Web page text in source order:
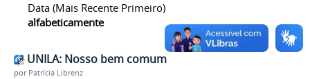
Data (mais Recente Primeiro)
alfabeticamente
UNILA: Nosso bem comum
por Patrícia Librenz